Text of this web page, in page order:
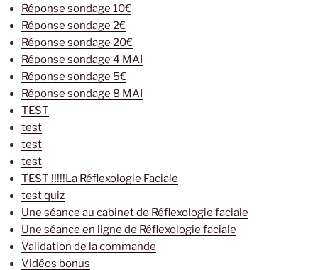
Réponse sondage 10€
Réponse sondage 2€
Réponse sondage 20€
Réponse sondage 4 MAI
Réponse sondage 5€
Réponse sondage 8 MAI
TEST
test
test
test
TEST !!!!!La Réflexologie Faciale
test quiz
Une séance au cabinet de Réflexologie faciale
Une séance en ligne de Réflexologie faciale
Validation de la commande
Vidéos bonus